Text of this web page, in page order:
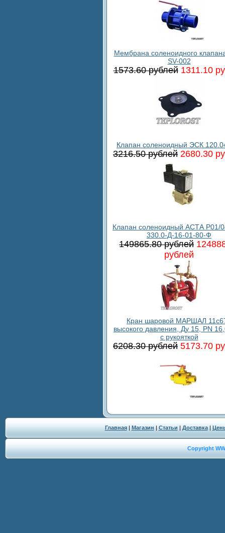
Мембрана соленоидного
SV-002
1573.60 рублей 1311.10
Клапан соленоидный ЭСК
3216.50 рублей 2680.30
Клапан соленоидный АСТА Р01/
330.0-Д-16-01-80-Ф
149865.80 рублей
рублей
Кран шаровой МАРШАЛ
высокого давления, Ду 15, PN
с рукояткой
6208.30 рублей 5173.70
Главная| Магазин | Статьи | Доставка|
Copyright